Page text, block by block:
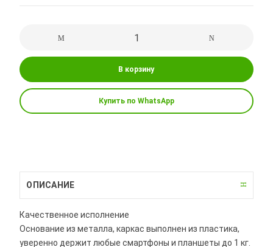
В корзину
Купить по WhatsApp
ОПИСАНИЕ
Качественное исполнение
Основание из металла, каркас выполнен из пластика,
уверенно держит любые смартфоны и планшеты до 1 кг.